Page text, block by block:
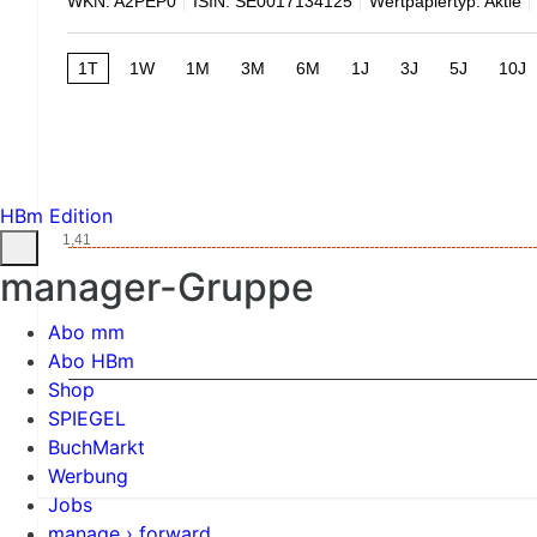
1T 1W 1M 3M 6M 1J 3J 5J 10J
1,41
HBm Edition
manager-Gruppe
Abo mm
Abo HBm
Shop
SPIEGEL
BuchMarkt
Werbung
Jobs